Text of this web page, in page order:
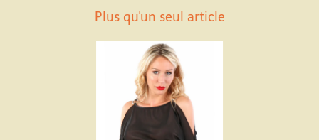
Plus qu'un seul article